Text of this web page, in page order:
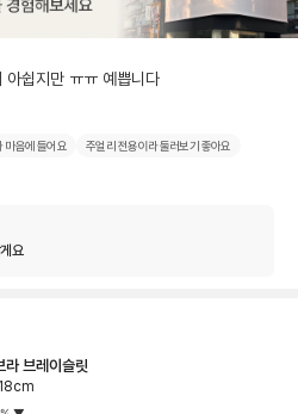
아쉽지만 ㅠㅠ 예쁩니다
마음에 들어요
주얼리 전용이라 둘러보기 좋아요
요
라 브레이슬릿
18cm